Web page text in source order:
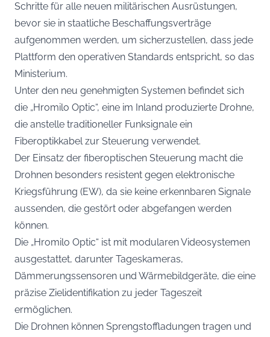
Schritte für alle neuen militärischen Ausrüstungen,
bevor sie in staatliche Beschaffungsverträge
aufgenommen werden, um sicherzustellen, dass jede
Plattform den operativen Standards entspricht, so das
Ministerium.
Unter den neu genehmigten Systemen befindet sich
die „Hromilo Optic“, eine im Inland produzierte Drohne,
die anstelle traditioneller Funksignale ein
Fiberoptikkabel zur Steuerung verwendet.
Der Einsatz der fiberoptischen Steuerung macht die
Drohnen besonders resistent gegen elektronische
Kriegsführung (EW), da sie keine erkennbaren Signale
aussenden, die gestört oder abgefangen werden
können.
Die „Hromilo Optic“ ist mit modularen Videosystemen
ausgestattet, darunter Tageskameras,
Dämmerungssensoren und Wärmebildgeräte, die eine
präzise Zielidentifikation zu jeder Tageszeit
ermöglichen.
Die Drohnen können Sprengstoffladungen tragen und